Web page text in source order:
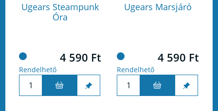
Ugears Steampunk
Óra
4 590 Ft
Rendelhető
Ugears Marsjáró
4 590 Ft
Rendelhető